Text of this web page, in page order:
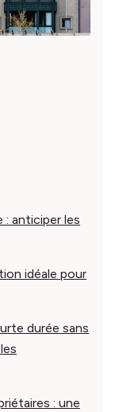
anticiper les
idéale pour
durée sans
: une